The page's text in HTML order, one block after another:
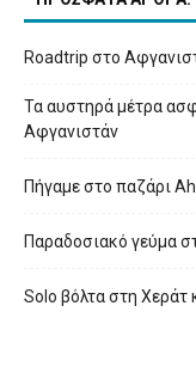
Roadtrip στο
Τα αυστηρά μέτρα
Αφγανιστάν
Πήγαμε στο παζάρι
Παραδοσιακό γεύμα
Solo βόλτα στη Χεράτ